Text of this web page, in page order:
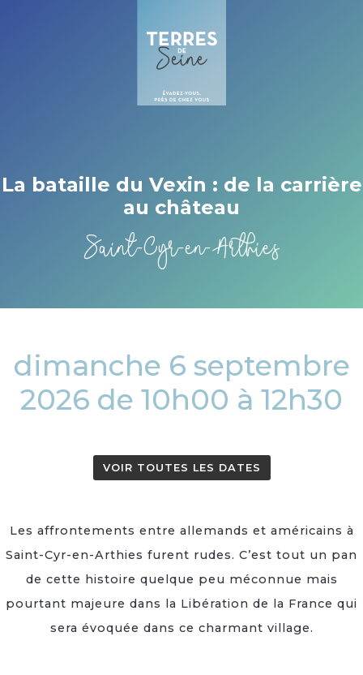
La bataille du Vexin : de la carrière
au château
Saint-Cyr-en-Arthies
dimanche 6 septembre
2026 de 10h00 à 12h30
VOIR TOUTES LES DATES
Les affrontements entre allemands et américains à
Saint-Cyr-en-Arthies furent rudes. C’est tout un pan
de cette histoire quelque peu méconnue mais
pourtant majeure dans la Libération de la France qui
sera évoquée dans ce charmant village.